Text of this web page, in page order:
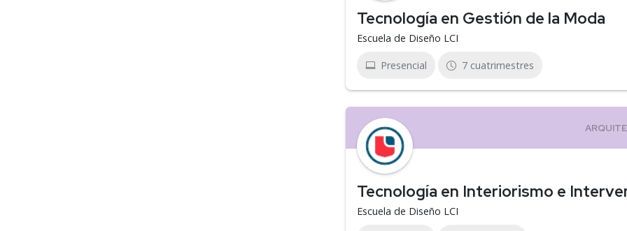
Tecnología en Gestión de la Moda
Escuela de Diseño LCI
Presencial 7 cuatrimestres
Tecnología en Interiorismo e
Escuela de Diseño LCI